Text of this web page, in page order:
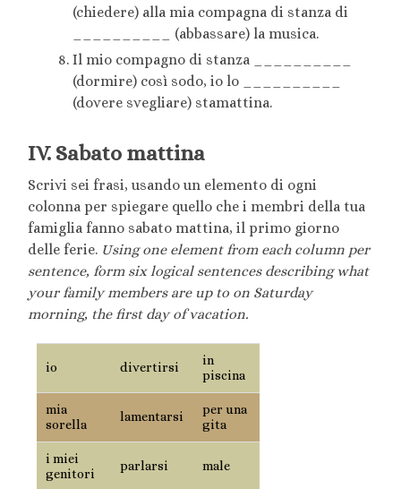
(chiedere) alla mia compagna di stanza di
__________ (abbassare) la musica.
Il mio compagno di stanza __________
(dormire) così sodo, io lo __________
(dovere svegliare) stamattina.
IV. Sabato mattina
Scrivi sei frasi, usando un elemento di ogni
colonna per spiegare quello che i membri della tua
famiglia fanno sabato mattina, il primo giorno
delle ferie. Using one element from each column per
sentence, form six logicalsentences describing what
your family members are up to on Saturday
morning, the first day of vacation.
io divertirsi
in
piscina
mia
sorella
lamentarsi
per una
gita
i miei
genitori
parlarsi male